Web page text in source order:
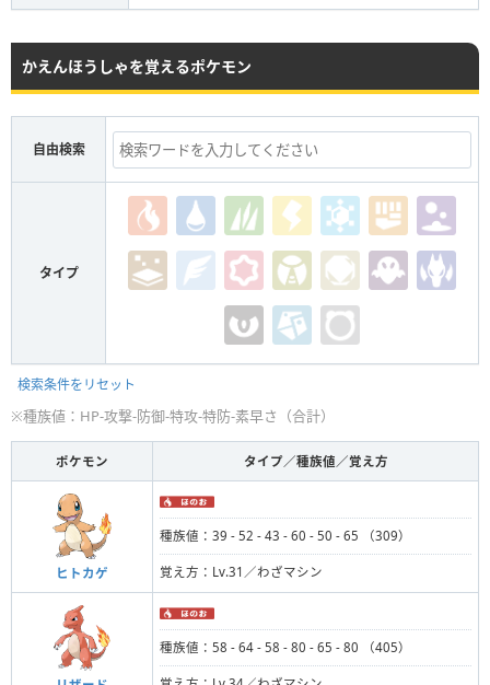
かえんほうしゃを覚えるポケモン
自由検索
タイプ
検索条件をリセット
※種族値：HP-攻撃-防御-特攻-特防-素早さ（合計）
ポケモン タイプ／種族値／覚え方
ヒトカゲ
種族値：39 - 52 - 43 - 60 - 50 - 65 （309）
覚え方：Lv.31／わざマシン
種族値：58 - 64 - 58 - 80 - 65 - 80 （405）